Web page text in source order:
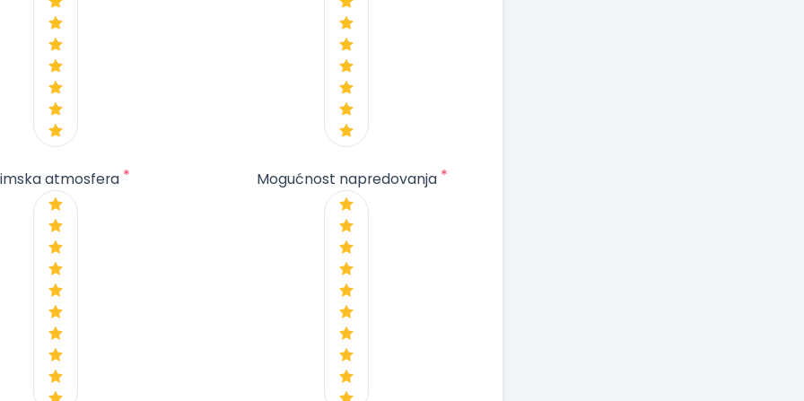
atmosfera * Mogućnost napredovanja *